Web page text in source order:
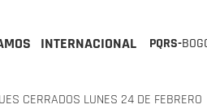
INTERNACIONAL PQRS-
CERRADOS LUNES 24 DE FEBRERO